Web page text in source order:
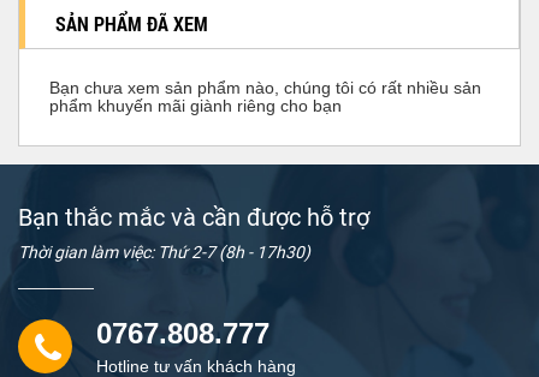
SẢN PHẨM ĐÃ XEM
Bạn chưa xem sản phẩm nào, chúng tôi có rất nhiều sản
phẩm khuyến mãi giành riêng cho bạn
Bạn thắc mắc và cần được hỗ trợ
Thời gian làm việc: Thứ 2-7 (8h - 17h30)
0767.808.777
Hotline tư vấn khách hàng